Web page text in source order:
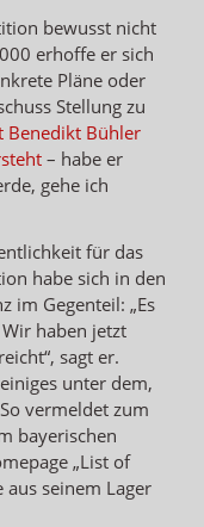
bewusst nicht
erhoffe er sich
Pläne oder
Stellung zu
Benedikt Bühler
– habe er
gehe ich
für das
habe sich in den
im Gegenteil: „Es
haben jetzt
sagt er.
unter dem,
vermeldet zum
bayerischen
„List of
seinem Lager